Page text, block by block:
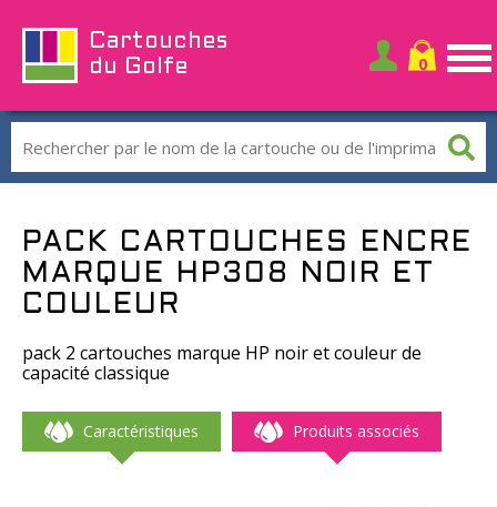
Cartouches
du Golfe
PACK CARTOUCHES ENCRE
MARQUE HP308 NOIR ET
COULEUR
pack 2 cartouches marque HP noir et couleur de
capacité classique
Caractéristiques Produits associés